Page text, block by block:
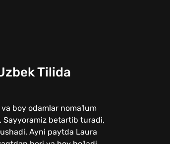
Tilida
boy odamlar noma'lum
Sayyoramiz betartib turadi,
Ayni paytda Laura